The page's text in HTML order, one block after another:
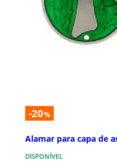
-20%
Alamar para capa de
DISPONÍVEL